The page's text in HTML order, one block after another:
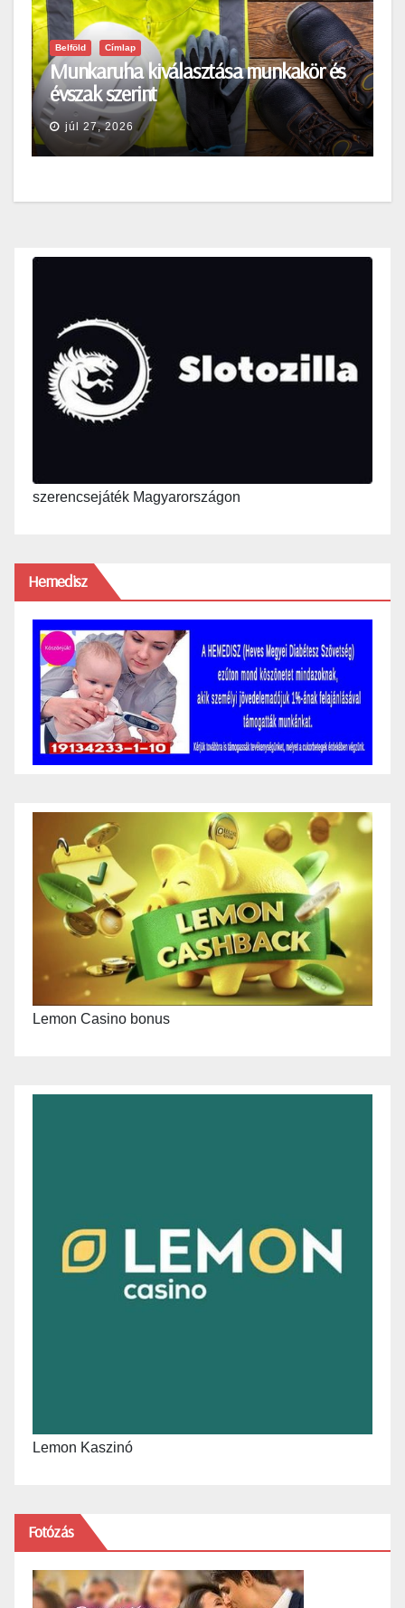
Belföld Címlap
Munkaruha kiválasztása munkakör és
évszak szerint
júl 27, 2026
szerencsejáték Magyarországon
Hemedisz
Lemon Casino bonus
Lemon Kaszinó
Fotózás